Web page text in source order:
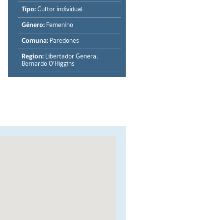
Tipo: Cultor individual
Género: Femenino
Comuna: Paredones
Region: Libertador General
Bernardo O'Higgins